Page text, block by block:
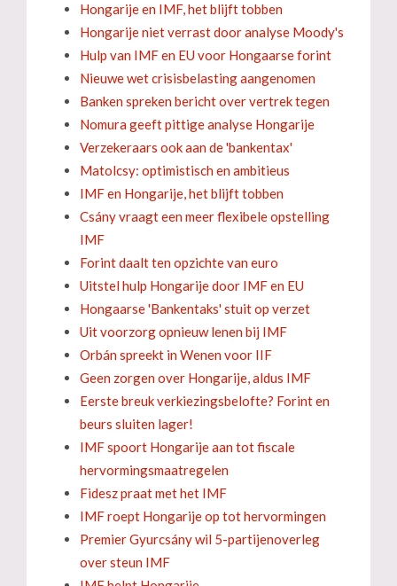
Hongarije en IMF, het blijft tobben
Hongarije niet verrast door analyse Moody's
Hulp van IMF en EU voor Hongaarse forint
Nieuwe wet crisisbelasting aangenomen
Banken spreken bericht over vertrek tegen
Nomura geeft pittige analyse Hongarije
Verzekeraars ook aan de 'bankentax'
Matolcsy: optimistisch en ambitieus
IMF en Hongarije, het blijft tobben
Csány vraagt een meer flexibele opstelling
IMF
Forint daalt ten opzichte van euro
Uitstel hulp Hongarije door IMF en EU
Hongaarse 'Bankentaks' stuit op verzet
Uit voorzorg opnieuw lenen bij IMF
Orbán spreekt in Wenen voor IIF
Geen zorgen over Hongarije, aldus IMF
Eerste breuk verkiezingsbelofte? Forint en
beurs sluiten lager!
IMF spoort Hongarije aan tot fiscale
hervormingsmaatregelen
Fidesz praat met het IMF
IMF roept Hongarije op tot hervormingen
Premier Gyurcsány wil 5-partijenoverleg
over steun IMF